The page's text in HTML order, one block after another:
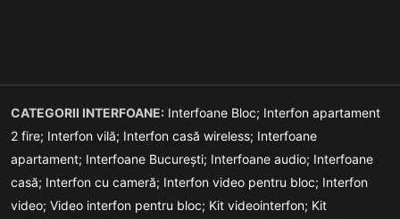
CATEGORII INTERFOANE: Interfoane Bloc; Interfon apartament
2 fire; Interfon vilă; Interfon casă wireless; Interfoane
apartament; Interfoane București; Interfoane audio; Interfoane
casă; Interfon cu cameră; Interfon video pentru bloc; Interfon
video; Video interfon pentru bloc; Kit videointerfon; Kit